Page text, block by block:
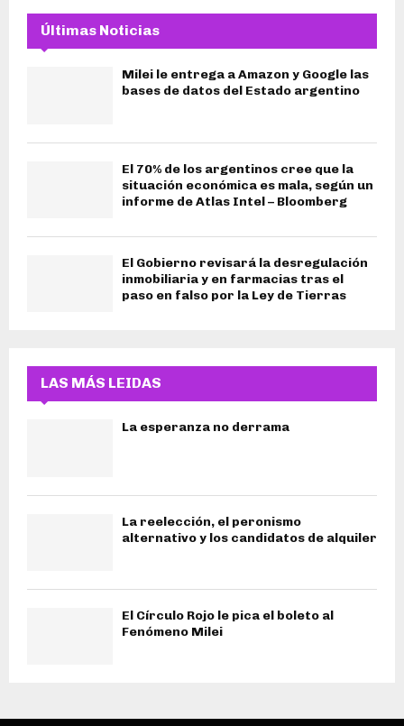
Últimas Noticias
Milei le entrega a Amazon y Google las
bases de datos del Estado argentino
El 70% de los argentinos cree que la
situación económica es mala, según un
informe de Atlas Intel – Bloomberg
El Gobierno revisará la desregulación
inmobiliaria y en farmacias tras el
paso en falso por la Ley de Tierras
LAS MÁS LEIDAS
La esperanza no derrama
La reelección, el peronismo
alternativo y los candidatos de alquiler
El Círculo Rojo le pica el boleto al
Fenómeno Milei